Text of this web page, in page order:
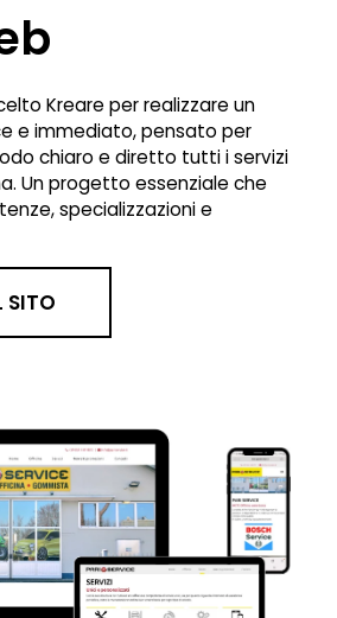
Kreare per realizzare un
e immediato, pensato per
chiaro e diretto tutti i servizi
Un progetto essenziale che
specializzazioni e
SITO